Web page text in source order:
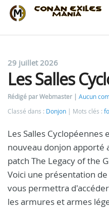
29 juillet 2026
Les Salles
Rédigé par Webmaster
Aucun
Classé dans : Donjon Mots clés :
Les Salles Cyclopéennes
nouveau donjon apporté
patch The Legacy of the
Voici une présentation
vous permettra
les armures et armes